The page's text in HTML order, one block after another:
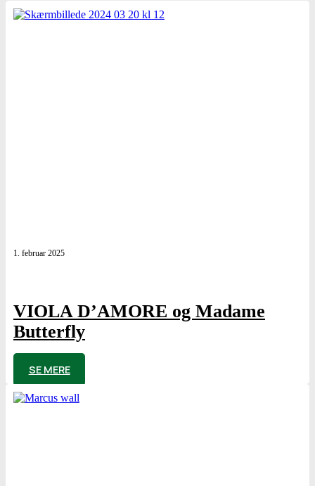
1. februar 2025
VIOLA D’AMORE og Madame
Butterfly
af
SE MERE